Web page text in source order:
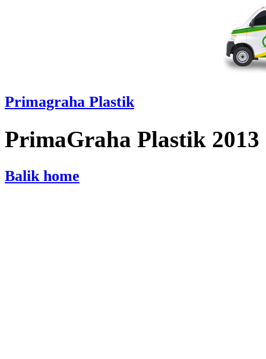
Primagraha Plastik
PrimaGraha Plastik 2013
Balik home